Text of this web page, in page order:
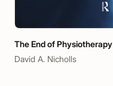
The End of Physiotherapy
David A. Nicholls